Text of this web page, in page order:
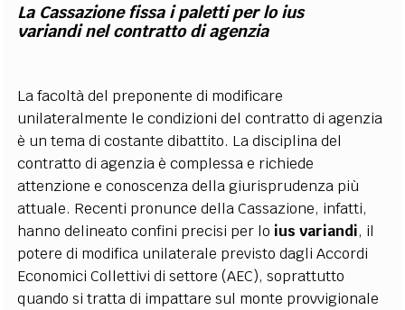
La Cassazione fissa i paletti per lo ius
variandi nel contratto di agenzia
La facoltà del preponente di modificare
unilateralmente le condizioni del contratto di agenzia
è un tema di costante dibattito. La disciplina del
contratto di agenzia è complessa e richiede
attenzione e conoscenza della giurisprudenza più
attuale. Recenti pronunce della Cassazione, infatti,
hanno delineato confini precisi per lo ius variandi, il
potere di modifica unilaterale previsto dagli Accordi
Economici Collettivi di settore (AEC), soprattutto
quando si tratta di impattare sul monte provvigionale